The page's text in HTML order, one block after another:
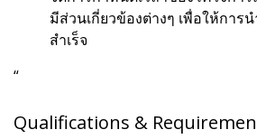
มีส่วนเกี่ยวข้องต่างๆ เพื่อให้การ
สำเร็จ
“
Qualifications &